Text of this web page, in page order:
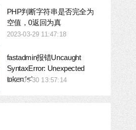
PHP判断字符串是否完全为
空值，0返回为真
2023-03-29 11:47:18
fastadmin报错Uncaught
SyntaxError: Unexpected
token '<'
2023-03-30 13:57:14